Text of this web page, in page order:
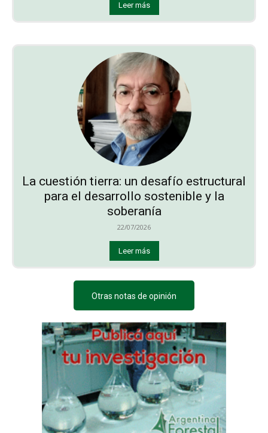
Leer más
La cuestión tierra: un desafío estructural
para el desarrollo sostenible y la
soberanía
22/07/2026
Leer más
Otras notas de opinión